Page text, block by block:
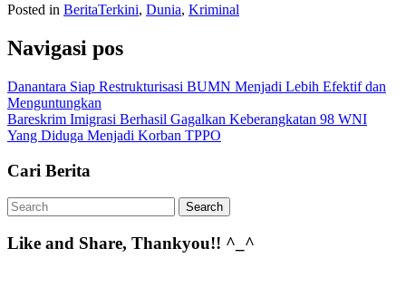
Posted in BeritaTerkini, Dunia, Kriminal
Navigasi pos
Danantara Siap Restrukturisasi BUMN Menjadi Lebih Efektif dan
Menguntungkan
Bareskrim Imigrasi Berhasil Gagalkan Keberangkatan 98 WNI
Yang Diduga Menjadi Korban TPPO
Cari Berita
Like and Share, Thankyou!! ^_^